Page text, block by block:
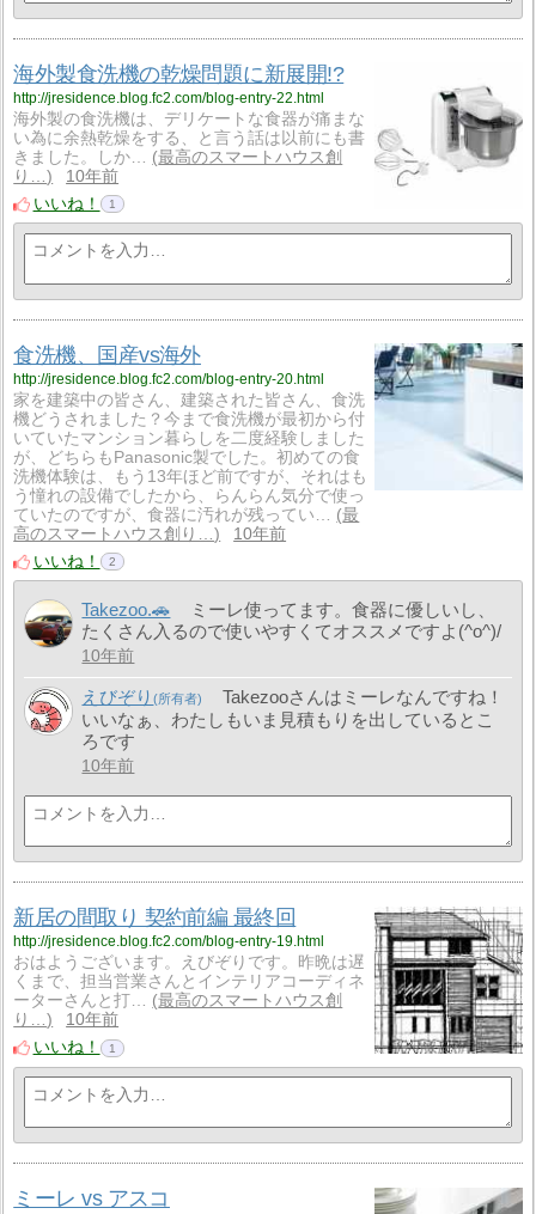
海外製食洗機の乾燥問題に新展開!?
http://jresidence.blog.fc2.com/blog-entry-22.html
海外製の食洗機は、デリケートな食器が痛まな
い為に余熱乾燥をする、と言う話は以前にも書
きました。しか…
最高のスマートハウス創
り…
10年前
いいね！
1
食洗機、国産vs海外
http://jresidence.blog.fc2.com/blog-entry-20.html
家を建築中の皆さん、建築された皆さん、食洗
機どうされました？今まで食洗機が最初から付
いていたマンション暮らしを二度経験しました
が、どちらもPanasonic製でした。初めての食
洗機体験は、もう13年ほど前ですが、それはも
う憧れの設備でしたから、らんらん気分で使っ
ていたのですが、食器に汚れが残ってい…
最
高のスマートハウス創り…
10年前
いいね！
2
Takezoo.🚗
ミーレ使ってます。食器に優しいし、
たくさん入るので使いやすくてオススメですよ(^o^)/
10年前
えびぞり
Takezooさんはミーレなんですね！
いいなぁ、わたしもいま見積もりを出しているとこ
ろです
10年前
新居の間取り 契約前編 最終回
http://jresidence.blog.fc2.com/blog-entry-19.html
おはようございます。えびぞりです。昨晩は遅
くまで、担当営業さんとインテリアコーディネ
ーターさんと打…
最高のスマートハウス創
り…
10年前
いいね！
1
ミーレ vs アスコ